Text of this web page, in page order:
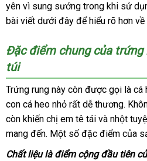
hành
yên vì sung sướng trong khi sử
bài viết tốt
dưới đây Mỹ
để hiểu rõ hơn
Đặc điểm chungtheo
cầu
của trứng
túi
Trứng rung này còn chính
hãng
được gọi là cá
con cá heo nhỏ sản
xuất
rất dễ thươnggiá
bán
lẻ
.
còn khiến chị em tê tái bảo
hành
và nhột
mang đếnnhanh
nhất
. Một số đặc điểm Đức
của
Chất liệu là điểm cộng đầu tiên